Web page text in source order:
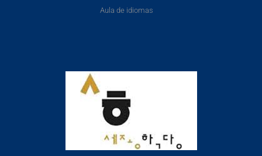
Aula de idiomas